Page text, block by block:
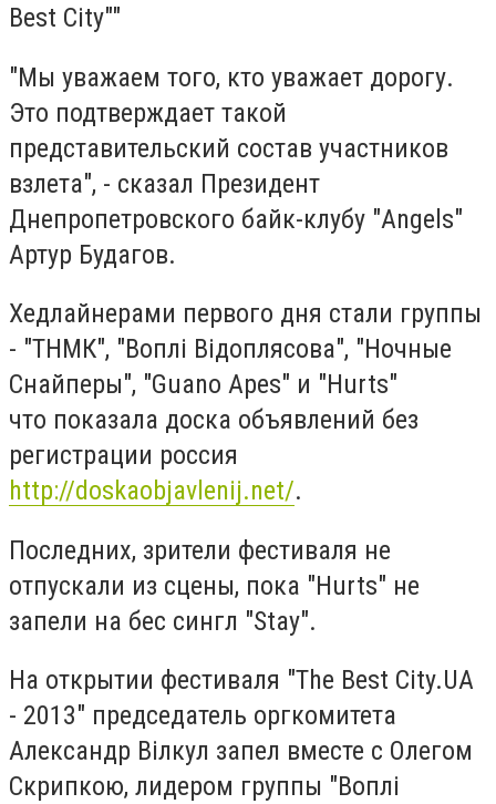
Best City""
"Мы уважаем того, кто уважает дорогу.
Это подтверждает такой
представительский состав участников
взлета", - сказал Президент
Днепропетровского байк-клубу "Angels"
Артур Будагов.
Хедлайнерами первого дня стали группы
- "ТНМК", "Воплі Відоплясова", "Ночные
Снайперы", "Guano Apes" и "Hurts"
что показала доска объявлений без
регистрации россия
http://doskaobjavlenij.net/.
Последних, зрители фестиваля не
отпускали из сцены, пока "Hurts" не
запели на бес сингл "Stay".
На открытии фестиваля "The Best City.UA
- 2013" председатель оргкомитета
Александр Вілкул запел вместе с Олегом
Скрипкою, лидером группы "Воплі